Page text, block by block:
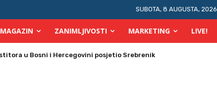
SUBOTA, 8 AUGUSTA, 2026
MAGAZIN ZANIMLJIVOSTI MARKETING LIVE!
u Bosni i Hercegovini posjetio Srebrenik
broj požara u TK